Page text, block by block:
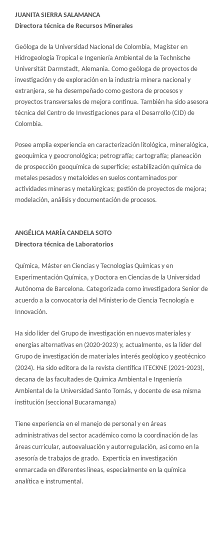
JUANITA SIERRA SALAMANCA
Directora técnica de Recursos Minerales
Geóloga de la Universidad Nacional de Colombia, Magíster en
Hidrogeología Tropical e Ingeniería Ambiental de la Technische
Universität Darmstadt, Alemania. Como geóloga de proyectos de
investigación y de exploración en la industria minera nacional y
extranjera, se ha desempeñado como gestora de procesos y
proyectos transversales de mejora continua. También ha sido asesora
técnica del Centro de Investigaciones para el Desarrollo (CID) de
Colombia.
Posee amplia experiencia en caracterización litológica, mineralógica,
geoquímica y geocronológica; petrografía; cartografía; planeación
de prospección geoquímica de superficie; estabilización química de
metales pesados y metaloides en suelos contaminados por
actividades mineras y metalúrgicas; gestión de proyectos de mejora;
modelación, análisis y documentación de procesos.​
ANGÉLICA MARÍA CANDELA SOTO
Directora t​écnica de Laboratorios
Química, Máster en Ciencias y Tecnologías Químicas y en
Experimentación Química, y Doctora en Ciencias de la Universidad
Autónoma de Barcelona. Categorizada como investigadora Senior de
acuerdo a la convocatoria del Ministerio de Ciencia Tecnología e
Innovación.
Ha sido líder del Grupo de investigación en nuevos materiales y
energías alternativas en (2020-2023) y, actualmente, es la líder del
Grupo de investigación de materiales interés geológico y geotécnico
(2024). Ha sido editora de la revista científica ITECKNE (2021-2023),
decana de las facultades de Química Ambiental e Ingeniería
Ambiental de la Universidad Santo Tomás, y docente de esa misma
institución (seccional Bucaramanga)
Tiene experiencia en el manejo de personal y en áreas
administrativas del sector académico como la coordinación de las
áreas curricular, autoevaluación y autorregulación, así como en la
asesoría de trabajos de grado. Experticia en investigación
enmarcada en diferentes líneas, especialmente en la química
analítica e instrumental.